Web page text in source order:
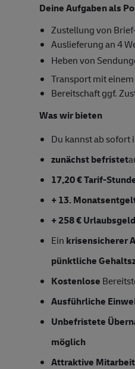
Deine Aufgaben als
Zustellung von
Auslieferung an 4
Heben von
Transport mit
Bereitschaft ggf.
Was wir bieten
Du kannst ab sofort
zunächst befristet
17,20 € Tarif-
+ 13.
+ 258 € Urlaubsgeld
Ein krisensicherer
pünktliche
Kostenlose
Ausführliche
Unbefristete
möglich
Attraktive